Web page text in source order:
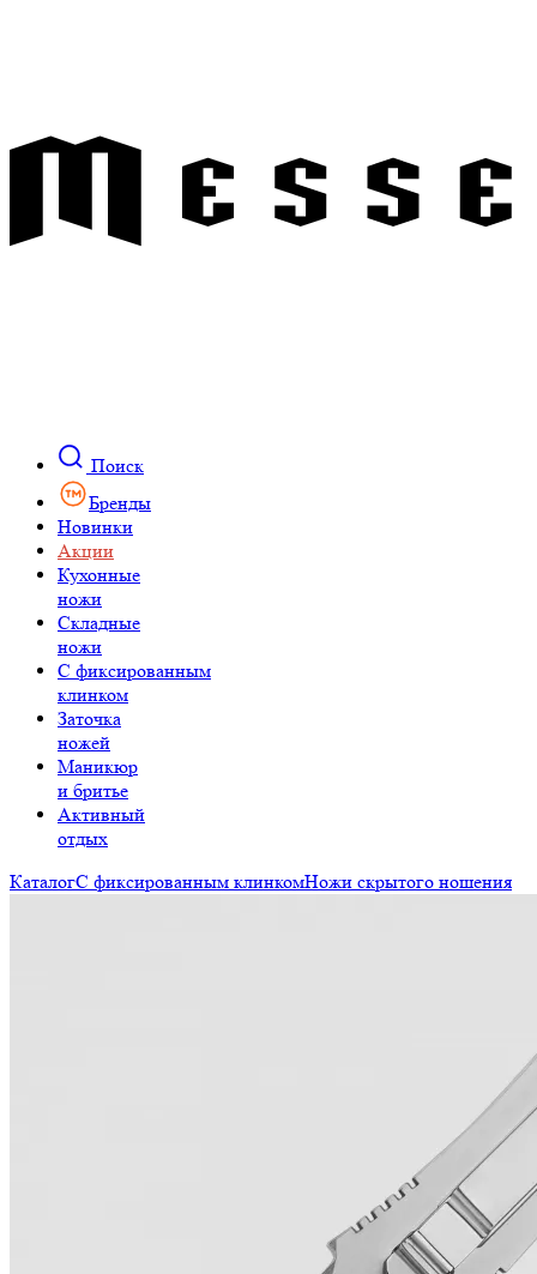
Поиск
Бренды
Новинки
Акции
Кухонные
ножи
Складные
ножи
C фиксированным
клинком
Заточка
ножей
Маникюр
и бритье
Активный
отдых
КаталогС фиксированным клинкомНожи скрытого ношения